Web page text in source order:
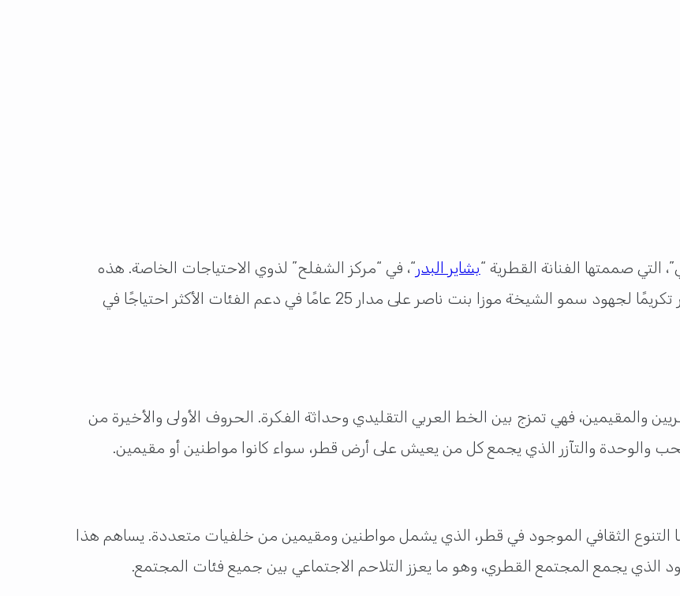
صممتها الفنانة القطرية “بشاير البدر“، في “مركز الشفلح” لذوي الاحتياجات الخاصة. هذه
المنحوتة، المصنوعة من الفولاذ المقاوم للصدأ، تُعتبر تكريمًا لجهود سمو الشيخة موزا بنت ناصر على مدار 25 عامًا في دعم الفئات الأكثر احتياجًا في
والمقيمين، فهي تمزج بين الخط العربي التقليدي وحداثة الفكرة. الحروف الأولى والأخيرة من
والوحدة والتآزر الذي يجمع كل من يعيش على أرض قطر، سواء كانوا مواطنين أو مقيمين.
التنوع الثقافي الموجود في قطر، الذي يشمل مواطنين ومقيمين من خلفيات متعددة. يساهم هذا
الذي يجمع المجتمع القطري، وهو ما يعزز التلاحم الاجتماعي بين جميع فئات المجتمع.